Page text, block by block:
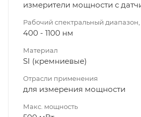
измерители мощности с
Рабочий спектральный
400 - 1100 нм
Материал
SI (кремниевые)
Отрасли применения
для измерения мощности
Макс. мощность